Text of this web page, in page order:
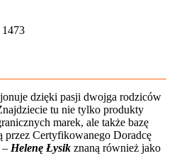
dzięki pasji dwojga rodziców
tu nie tylko produkty
marek, ale także bazę
przez Certyfikowanego Doradcę
– Helenę Łysik znaną również jako